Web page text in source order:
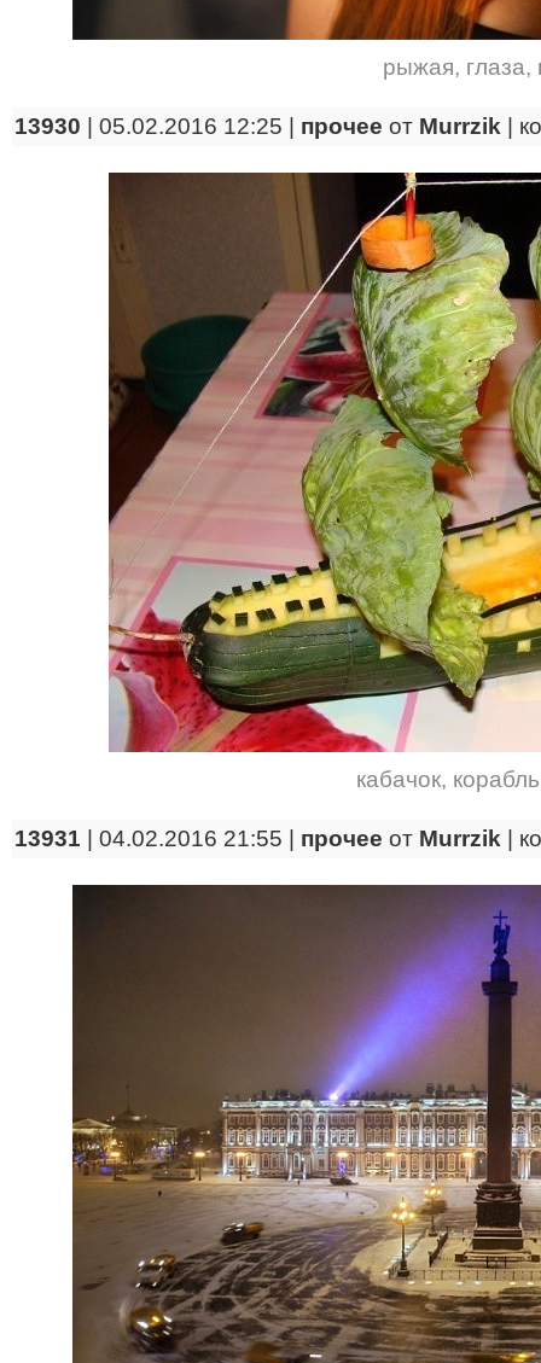
рыжая, глаза,
13930 | 05.02.2016 12:25 | прочее от Murrzik
кабачок, корабль
13931 | 04.02.2016 21:55 | прочее от Murrzik